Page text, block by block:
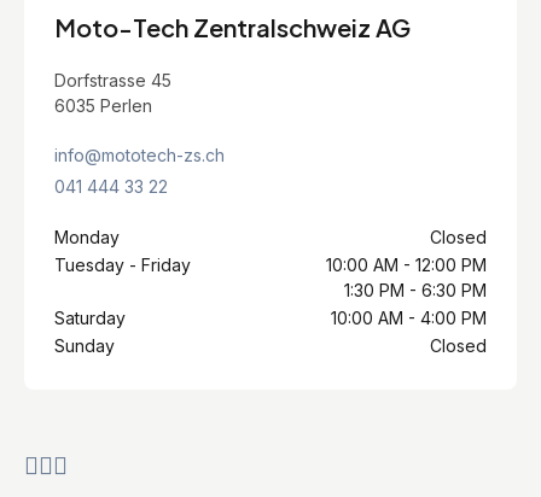
Moto-Tech Zentralschweiz AG
Dorfstrasse 45
6035 Perlen
info@mototech-zs.ch
041 444 33 22
Monday
Closed
Tuesday - Friday
10:00 AM - 12:00 PM
1:30 PM - 6:30 PM
Saturday
10:00 AM - 4:00 PM
Sunday
Closed